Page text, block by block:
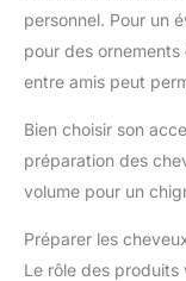
personnel. Pour un
pour des ornements
entre amis peut
Bien choisir son
préparation des
volume pour un
Préparer les
Le rôle des produits